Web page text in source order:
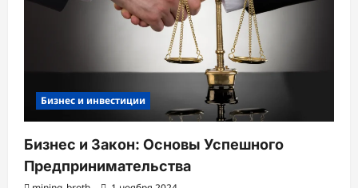
Бизнес и инвестиции
Бизнес и Закон: Основы Успешного
Предпринимательства